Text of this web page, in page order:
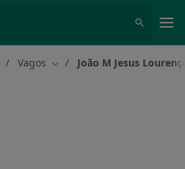
Vagos Mudar de cidade
João M Jesus